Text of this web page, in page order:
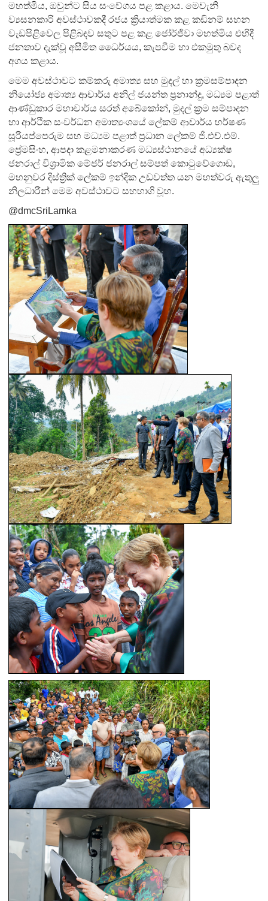
මහත්මිය, ඔවුන්ට සිය සංවේගය පළ කළාය. මෙවැනි
ව්‍යසනකාරි අවස්ථාවකදී රජය ක්‍රියාත්මක කළ කඩිනම් සහන
වැඩපිළිවෙල පිළිබඳව සතුට පළ කළ ජෝර්ජිවා මහත්මිය එහිදී
ජනතාව දැක්වූ අසීමිත ධෛර්යය, කැපවීම හා එකමුතු බවද
අගය කළාය.
මෙම අවස්ථාවට කම්කරු අමාත්‍ය සහ මුදල් හා ක්‍රමසම්පාදන
නියෝජ්‍ය අමාත්‍ය ආචාර්ය අනිල් ජයන්ත ප්‍රනාන්දු, මධ්‍යම පළාත්
ආණ්ඩුකාර මහාචාර්ය සරත් අබේකෝන්, මුදල් ක්‍රම සම්පාදන
හා ආර්ථික සංවර්ධන අමාත්‍යංශයේ ලේකම් ආචාර්ය හර්ෂණ
සූරියප්පෙරුම සහ මධ්‍යම පළාත් ප්‍රධාන ලේකම් ජී.එච්.එම්.
ප්‍රේමසිංහ, ආපදා කළමනාකරණ මධ්‍යස්ථානයේ අධ්‍යක්ෂ
ජනරාල් විශ්‍රාමික මේජර් ජනරාල් සම්පත් කොටුවේගොඩ,
මහනුවර දිස්ත්‍රික් ලේකම් ඉන්දික උඩවත්ත යන මහත්වරු ඇතුලු
නිලධාරීන් මෙම අවස්ථාවට සහභාගි වූහ.
@dmcSriLamka